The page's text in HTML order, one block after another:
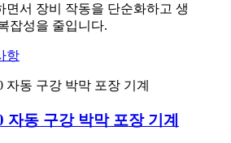
면서 장비 작동을 단순화하고 생
잡성을 줄입니다.
항
자동 구강 박막 포장 기계